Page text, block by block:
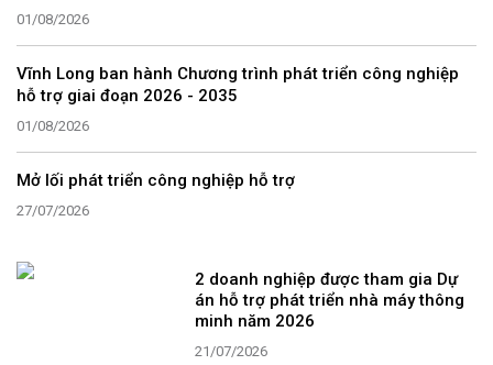
01/08/2026
Vĩnh Long ban hành Chương trình phát triển công nghiệp
hỗ trợ giai đoạn 2026 - 2035
01/08/2026
Mở lối phát triển công nghiệp hỗ trợ
27/07/2026
2 doanh nghiệp được tham gia Dự
án hỗ trợ phát triển nhà máy thông
minh năm 2026
21/07/2026